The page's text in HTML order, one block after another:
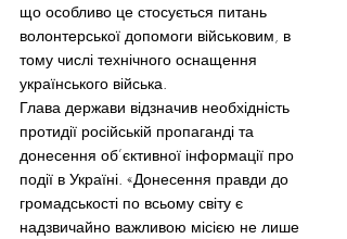
що особливо це стосується питань
волонтерської допомоги військовим, в
тому числі технічного оснащення
українського війська.
Глава держави відзначив необхідність
протидії російській пропаганді та
донесення об’єктивної інформації про
події в Україні. «Донесення правди до
громадськості по всьому світу є
надзвичайно важливою місією не лише